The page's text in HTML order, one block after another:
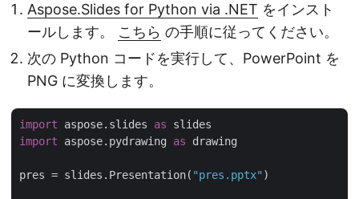
Aspose.Slides for Python via .NET をインスト
ールします。 こちら の手順に従ってください。
次の Python コードを実行して、PowerPoint を
PNG に変換します。
import aspose.slides as
import aspose.pydrawing as drawing
pres = slides.Presentation( "pres.pptx" )